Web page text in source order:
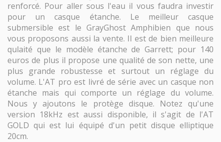
renforcé. Pour aller sous l'eau il vous faudra investir
pour un casque étanche. Le meilleur casque
submersible est le GrayGhost Amphibien que nous
vous proposons aussi la vente. Il est de bien meilleure
qulaité que le modèle étanche de Garrett; pour 140
euros de plus il propose une qualité de son nette, une
plus grande robustesse et surtout un réglage du
volume. L'AT pro est livré de série avec un casque non
étanche mais qui comporte un réglage du volume.
Nous y ajoutons le protège disque. Notez qu'une
version 18kHz est aussi disponible, il s'agit de l'AT
GOLD qui est lui équipé d'un petit disque elliptique
20cm.